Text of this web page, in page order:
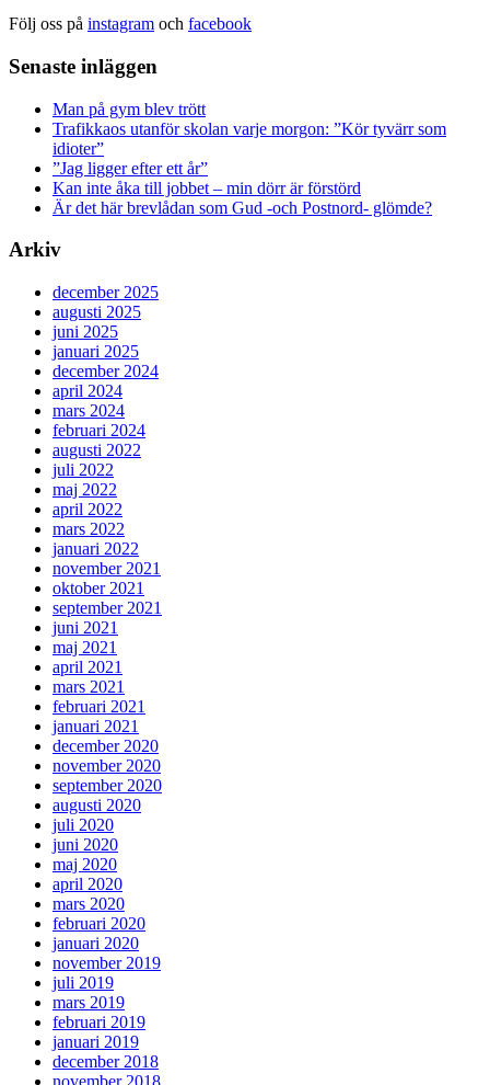
Följ oss på instagram och facebook
Senaste inläggen
Man på gym blev trött
Trafikkaos utanför skolan varje morgon: ”Kör tyvärr som
idioter”
”Jag ligger efter ett år”
Kan inte åka till jobbet – min dörr är förstörd
Är det här brevlådan som Gud -och Postnord- glömde?
Arkiv
december 2025
augusti 2025
juni 2025
januari 2025
december 2024
april 2024
mars 2024
februari 2024
augusti 2022
juli 2022
maj 2022
april 2022
mars 2022
januari 2022
november 2021
oktober 2021
september 2021
juni 2021
maj 2021
april 2021
mars 2021
februari 2021
januari 2021
december 2020
november 2020
september 2020
augusti 2020
juli 2020
juni 2020
maj 2020
april 2020
mars 2020
februari 2020
januari 2020
november 2019
juli 2019
mars 2019
februari 2019
januari 2019
december 2018